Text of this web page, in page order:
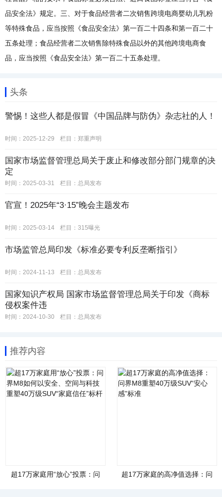
品安全法》规定。三、对于食品经营者二次销售跨境电商婴幼儿乳粉
等特殊食品，应当按照《食品安全法》第一百二十四条和第一百二十
五条处理；食品经营者二次销售除特殊食品以外的其他跨境电商食
品，应当按照《食品安全法》第一百二十五条处理。
头条
警惕！这些人都是假冒《中国品牌与防伪》杂志社的人！
时间：2025-12-29 栏目： 郑重声明
国家市场监督管理总局关于废止和修改部分部门规章的决
定
时间：2025-03-31 栏目： 总局发布
官宣！2025年“3·15”晚会主题发布
时间：2025-03-14 栏目： 315曝光
市场监管总局印发《标准必要专利反垄断指引》
时间：2024-11-13 栏目： 总局发布
国家知识产权局 国家市场监督管理总局关于印发《商标
侵权案件违
时间：2024-10-30 栏目： 总局发布
推荐内容
超17万家庭用“放心”投票：问
超17万家庭的高净值选择：问